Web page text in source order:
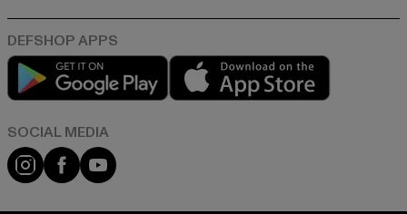
Play market
Instagram
FacebookYouTube